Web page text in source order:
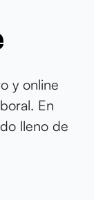
y online
En
lleno de